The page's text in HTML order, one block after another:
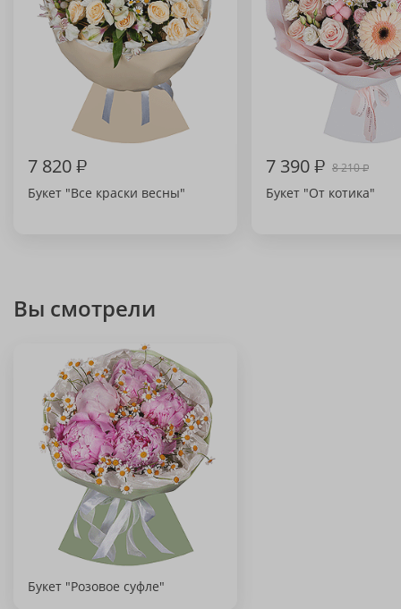
7 820₽
Букет "Все краски весны"
7 390₽ 8 210₽
Букет "От котика"
Вы смотрели
Букет "Розовое суфле"